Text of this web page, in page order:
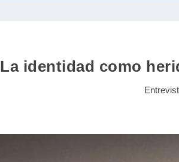
La identidad como